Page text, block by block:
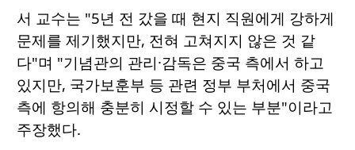
서 교수는 "5년 전 갔을 때 현지 직원에게 강하게
문제를 제기했지만, 전혀 고쳐지지 않은 것 같
다"며 "기념관의 관리·감독은 중국 측에서 하고
있지만, 국가보훈부 등 관련 정부 부처에서 중국
측에 항의해 충분히 시정할 수 있는 부분"이라고
주장했다.